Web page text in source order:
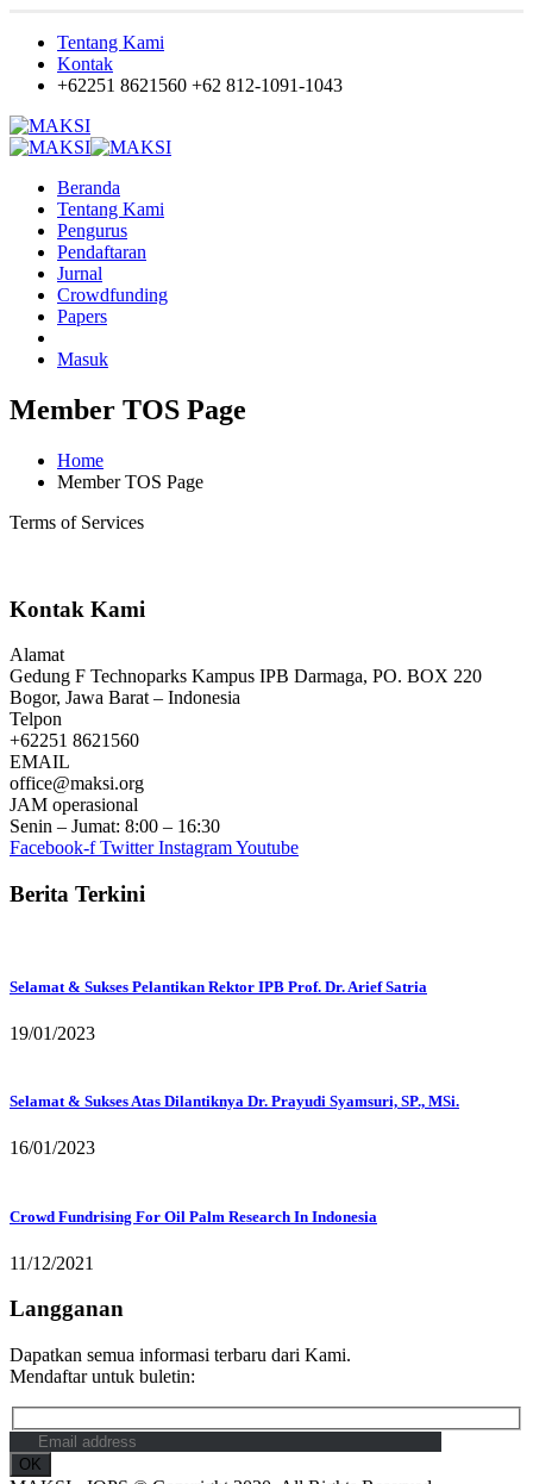
Tentang Kami
Kontak
+62251 8621560 +62 812-1091-1043
Beranda
Tentang Kami
Pengurus
Pendaftaran
Jurnal
Crowdfunding
Papers
Masuk
Member TOS Page
Home
Member TOS Page
Terms of Services
Kontak Kami
Alamat
Gedung F Technoparks Kampus IPB Darmaga, PO. BOX 220
Bogor, Jawa Barat – Indonesia
Telpon
+62251 8621560
EMAIL
office@maksi.org
JAM operasional
Senin – Jumat: 8:00 – 16:30
Facebook-f Twitter InstagramYoutube
Berita Terkini
Selamat & Sukses Pelantikan Rektor IPB Prof. Dr. Arief Satria
19/01/2023
Selamat & Sukses Atas Dilantiknya Dr. Prayudi Syamsuri, SP., MSi.
16/01/2023
Crowd Fundrising For Oil Palm Research In Indonesia
11/12/2021
Langganan
Dapatkan semua informasi terbaru dari Kami.
Mendaftar untuk buletin: